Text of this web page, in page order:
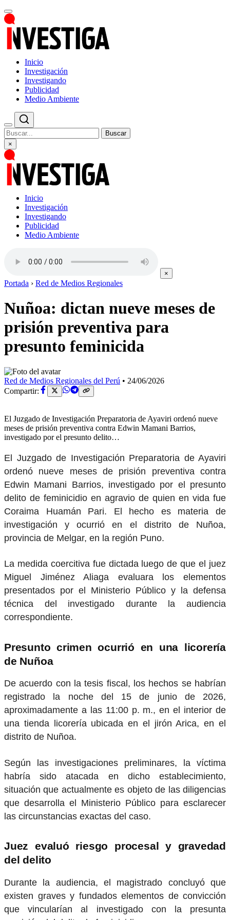
Inicio
Investigación
Investigando
Publicidad
Medio Ambiente
Buscar
×
Inicio
Investigación
Investigando
Publicidad
Medio Ambiente
×
Portada › Red de Medios Regionales
Nuñoa: dictan nueve meses de
prisión preventiva para
presunto feminicida
Red de Medios Regionales del Perú • 24/06/2026
Compartir:
El Juzgado de Investigación Preparatoria de Ayaviri ordenó nueve
meses de prisión preventiva contra Edwin Mamani Barrios,
investigado por el presunto delito…
El Juzgado de Investigación Preparatoria de Ayaviri
ordenó nueve meses de prisión preventiva contra
Edwin Mamani Barrios, investigado por el presunto
delito de feminicidio en agravio de quien en vida fue
Coraima Huamán Pari. El hecho es materia de
investigación y ocurrió en el distrito de Nuñoa,
provincia de Melgar, en la región Puno.
La medida coercitiva fue dictada luego de que el juez
Miguel Jiménez Aliaga evaluara los elementos
presentados por el Ministerio Público y la defensa
técnica del investigado durante la audiencia
correspondiente.
Presunto crimen ocurrió en una licorería
de Nuñoa
De acuerdo con la tesis fiscal, los hechos se habrían
registrado la noche del 15 de junio de 2026,
aproximadamente a las 11:00 p. m., en el interior de
una tienda licorería ubicada en el jirón Arica, en el
distrito de Nuñoa.
Según las investigaciones preliminares, la víctima
habría sido atacada en dicho establecimiento,
situación que actualmente es objeto de las diligencias
que desarrolla el Ministerio Público para esclarecer
las circunstancias exactas del caso.
Juez evaluó riesgo procesal y gravedad
del delito
Durante la audiencia, el magistrado concluyó que
existen graves y fundados elementos de convicción
que vincularían al investigado con la presunta